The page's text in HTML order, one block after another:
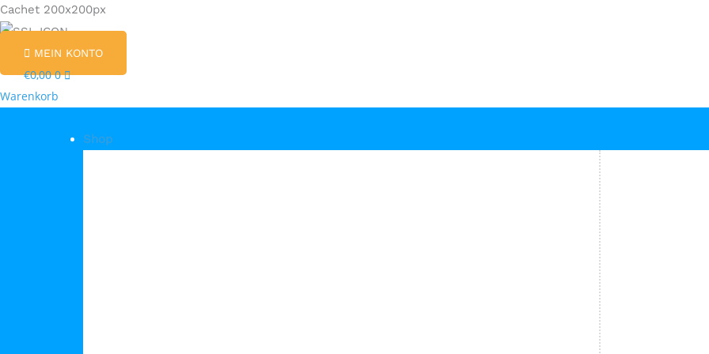
MEIN KONTO
€0,00 0
Warenkorb
Shop